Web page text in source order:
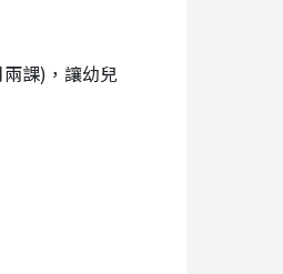
課)，讓幼兒